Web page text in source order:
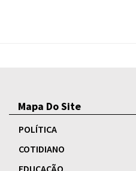
Mapa Do Site
POLÍTICA
COTIDIANO